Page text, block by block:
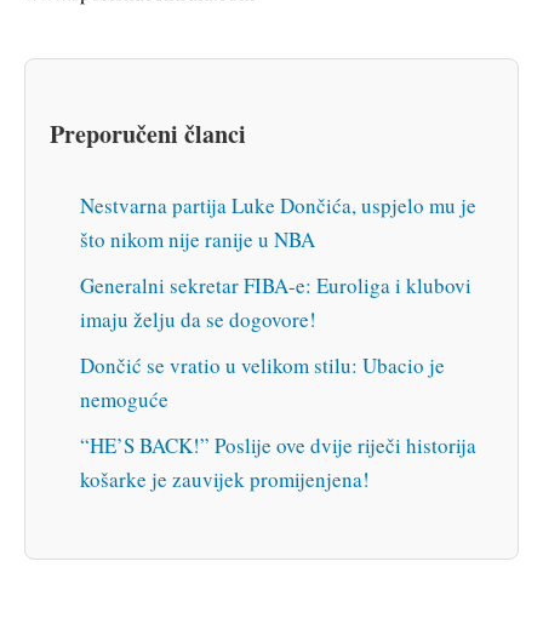
Preporučeni članci
Nestvarna partija Luke Dončića, uspjelo mu je
što nikom nije ranije u NBA
Generalni sekretar FIBA-e: Euroliga i klubovi
imaju želju da se dogovore!
Dončić se vratio u velikom stilu: Ubacio je
nemoguće
“HE’S BACK!” Poslije ove dvije riječi historija
košarke je zauvijek promijenjena!